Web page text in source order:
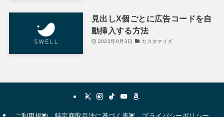
見出しX個ごとに広告コードを自
動挿入する方法
2022年9月3日 カスタマイズ